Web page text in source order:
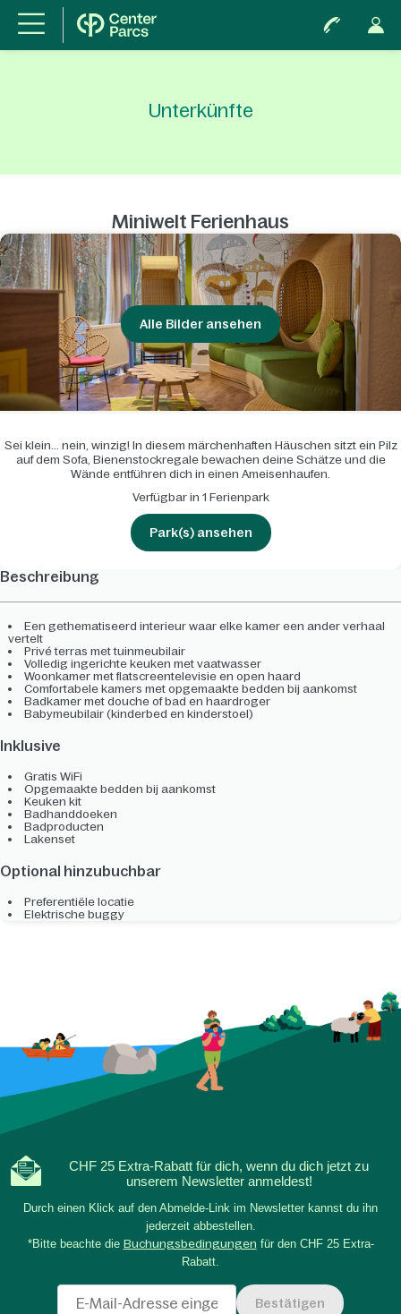
Unterkünfte
Miniwelt Ferienhaus
Sei klein... nein, winzig! In diesem märchenhaften Häuschen sitzt ein Pilz
auf dem Sofa, Bienenstockregale bewachen deine Schätze und die
Wände entführen dich in einen Ameisenhaufen.
Verfügbar in 1 Ferienpark
Park(s) ansehen
Alle Bilder ansehen
Beschreibung
Een gethematiseerd interieur waar elke kamer een ander verhaal
vertelt
Privé terras met tuinmeubilair
Volledig ingerichte keuken met vaatwasser
Woonkamer met flatscreentelevisie en open haard
Comfortabele kamers met opgemaakte bedden bij aankomst
Badkamer met douche of bad en haardroger
Babymeubilair (kinderbed en kinderstoel)
Inklusive
Gratis WiFi
Opgemaakte bedden bij aankomst
Keuken kit
Badhanddoeken
Badproducten
Lakenset
Optional hinzubuchbar
Preferentiële locatie
Elektrische buggy
CHF 25 Extra-Rabatt für dich, wenn du dich jetzt zu
unserem Newsletter anmeldest!
Durch einen Klick auf den Abmelde-Link im Newsletter kannst du ihn
jederzeit abbestellen.
*Bitte beachte die Buchungsbedingungen für den CHF 25 Extra-
Rabatt.
Bestätigen